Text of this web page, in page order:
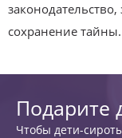
сохранение тайны.
Подарите
Чтобы дети-